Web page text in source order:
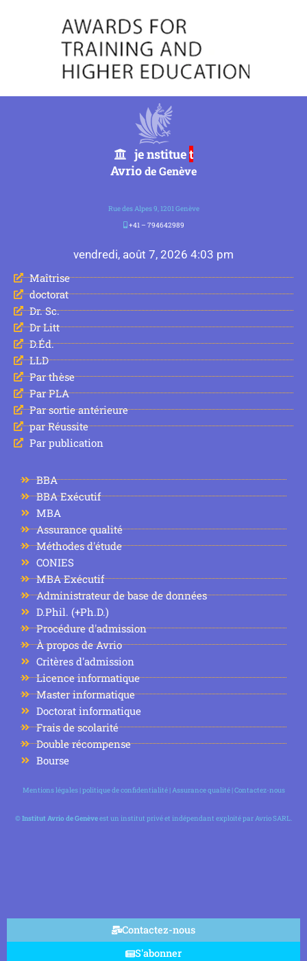
je nstituet
Avriode Genève
Rue des Alpes 9, 1201 Genève
+41 – 794642989
vendredi, août 7, 2026 4:03 pm
Maîtrise
doctorat
Dr. Sc.
Dr Litt
D.Éd.
LLD
Par thèse
Par PLA
Par sortie antérieure
par Réussite
Par publication
BBA
BBA Exécutif
MBA
Assurance qualité
Méthodes d'étude
CONIES
MBA Exécutif
Administrateur de base de données
D.Phil. (+Ph.D.)
Procédure d'admission
À propos de Avrio
Critères d'admission
Licence informatique
Master informatique
Doctorat informatique
Frais de scolarité
Double récompense
Bourse
Mentions légales|politique de confidentialité|Assurance qualité|Contactez-nous
©Institut Avrio de Genèveest un institut privé et indépendant exploité par Avrio SARL.
Contactez-nous
S'abonner